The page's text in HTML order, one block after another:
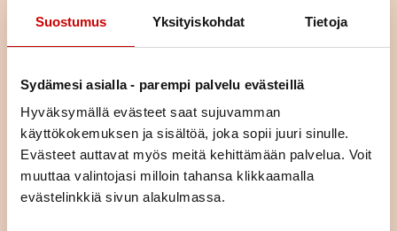
Suostumus Yksityiskohdat Tietoja
Sydämesi asialla - parempi palvelu evästeillä
Hyväksymällä evästeet saat sujuvamman
käyttökokemuksen ja sisältöä, joka sopii juuri sinulle.
Evästeet auttavat myös meitä kehittämään palvelua. Voit
muuttaa valintojasi milloin tahansa klikkaamalla
evästelinkkiä sivun alakulmassa.
Liity jäseneksi